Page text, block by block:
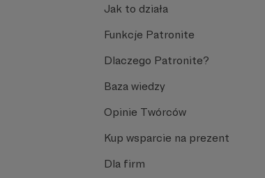
Jak to działa
Funkcje Patronite
Dlaczego Patronite?
Baza wiedzy
Opinie Twórców
Kup wsparcie na prezent
Dla firm